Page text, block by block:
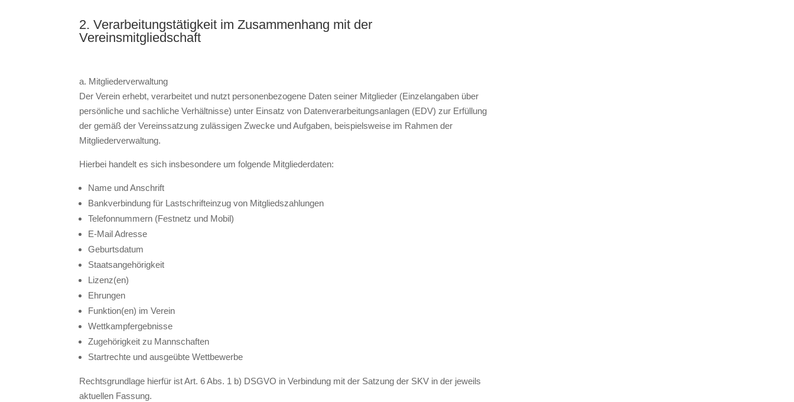
2. Verarbeitungstätigkeit im Zusammenhang mit der
Vereinsmitgliedschaft
a. Mitgliederverwaltung
Der Verein erhebt, verarbeitet und nutzt personenbezogene Daten seiner Mitglieder (Einzelangaben über
persönliche und sachliche Verhältnisse) unter Einsatz von Datenverarbeitungsanlagen (EDV) zur Erfüllung
der gemäß der Vereinssatzung zulässigen Zwecke und Aufgaben, beispielsweise im Rahmen der
Mitgliederverwaltung.
Hierbei handelt es sich insbesondere um folgende Mitgliederdaten:
Name und Anschrift
Bankverbindung für Lastschrifteinzug von Mitgliedszahlungen
Telefonnummern (Festnetz und Mobil)
E-Mail Adresse
Geburtsdatum
Staatsangehörigkeit
Lizenz(en)
Ehrungen
Funktion(en) im Verein
Wettkampfergebnisse
Zugehörigkeit zu Mannschaften
Startrechte und ausgeübte Wettbewerbe
Rechtsgrundlage hierfür ist Art. 6 Abs. 1 b) DSGVO in Verbindung mit der Satzung der SKV in der jeweils
aktuellen Fassung.